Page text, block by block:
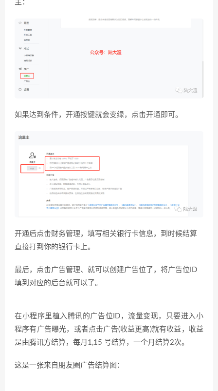
主：
如果达到条件，开通按键就会变绿，点击开通即可。
开通后点击财务管理，填写相关银行卡信息，到时候结算
直接打到你的银行卡上。
最后，点击广告管理、就可以创建广告位了，将广告位ID
填到对应的后台就可以了。